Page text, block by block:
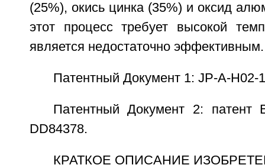
(25%), окись цинка (35%) и оксид
этот процесс требует высокой
является недостаточно эффективным.
Патентный Документ 1: JP-A-H02-
Патентный Документ 2: патент
DD84378.
КРАТКОЕ ОПИСАНИЕ